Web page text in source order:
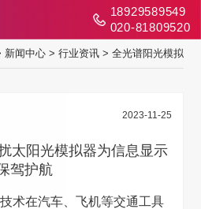
18929589549
020-81809520
新闻中心> 行业资讯> 全光谱阳光模拟
2023-11-25
太阳光模拟器为信息显示
驾护航
在汽车、飞机等交通工具